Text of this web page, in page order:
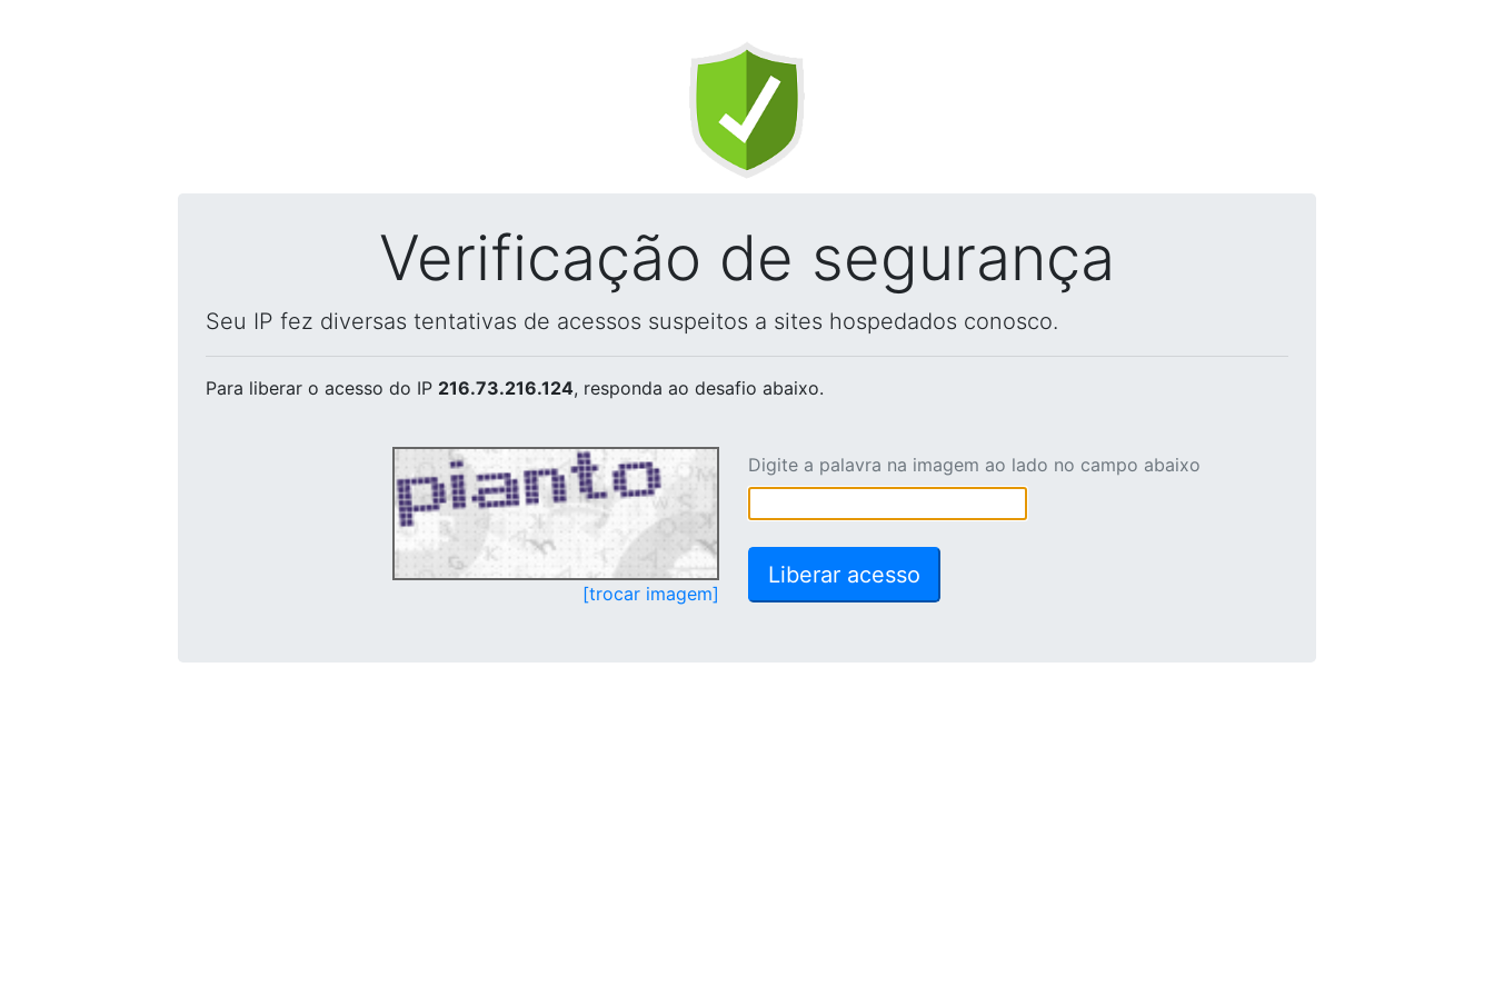
Verificação de segurança
Seu IP fez diversas tentativas de acessos suspeitos a sites hospedados conosco.
Para liberar o acesso do IP 216.73.216.124, responda ao desafio abaixo.
[trocar imagem]
Digite a palavra na imagem ao lado no campo abaixo